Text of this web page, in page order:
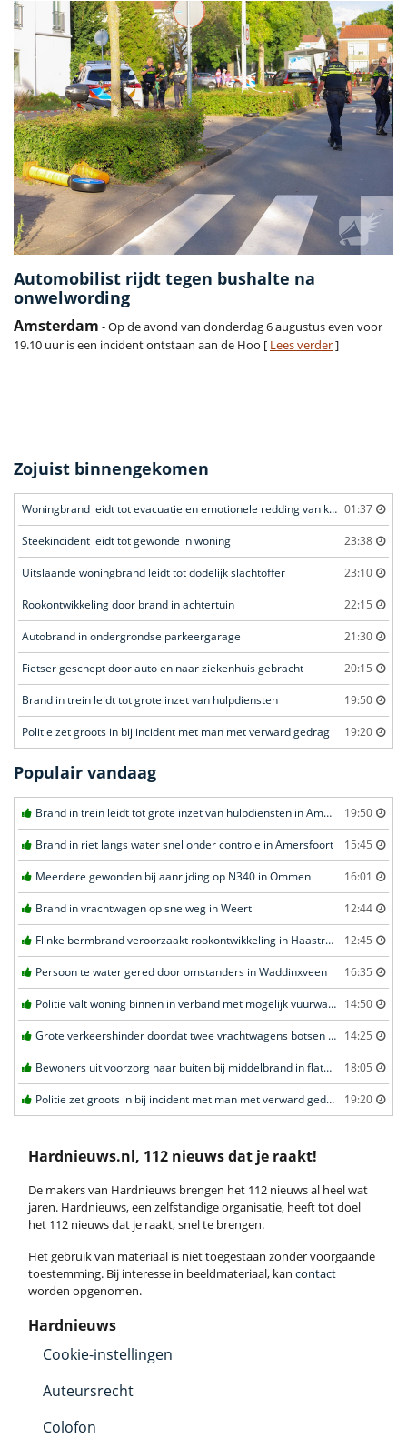
Automobilist rijdt tegen bushalte na
onwelwording
Amsterdam - Op de avond van donderdag 6 augustus even voor
19.10 uur is een incident ontstaan aan de Hoo [ Lees verder]
Zojuist binnengekomen
Woningbrand leidt tot evacuatie en emotionele redding van kat 01:37
Steekincident leidt tot gewonde in woning 23:38
Uitslaande woningbrand leidt tot dodelijk slachtoffer 23:10
Rookontwikkeling door brand in achtertuin 22:15
Autobrand in ondergrondse parkeergarage 21:30
Fietser geschept door auto en naar ziekenhuis gebracht 20:15
Brand in trein leidt tot grote inzet van hulpdiensten 19:50
Politie zet groots in bij incident met man met verward gedrag 19:20
Populair vandaag
Brand in trein leidt tot grote inzet van hulpdiensten in Amersfoort 19:50
Brand in riet langs water snel onder controle in Amersfoort 15:45
Meerdere gewonden bij aanrijding op N340 in Ommen 16:01
Brand in vrachtwagen op snelweg in Weert 12:44
Flinke bermbrand veroorzaakt rookontwikkeling in Haastrecht 12:45
Persoon te water gered door omstanders in Waddinxveen 16:35
Politie valt woning binnen in verband met mogelijk vuurwapen in Eindhoven 14:50
Grote verkeershinder doordat twee vrachtwagens botsen tunnel in Zwijndrecht 14:25
Bewoners uit voorzorg naar buiten bij middelbrand in flatwoning in Leeuwarden 18:05
Politie zet groots in bij incident met man met verward gedrag in Leeuwarden 19:20
Hardnieuws.nl, 112 nieuws dat je raakt!
De makers van Hardnieuws brengen het 112 nieuws al heel wat
jaren. Hardnieuws, een zelfstandige organisatie, heeft tot doel
het 112 nieuws dat je raakt, snel te brengen.
Het gebruik van materiaal is niet toegestaan zonder voorgaande
toestemming. Bij interesse in beeldmateriaal, kan contact
worden opgenomen.
Hardnieuws
Cookie-instellingen
Auteursrecht
Colofon